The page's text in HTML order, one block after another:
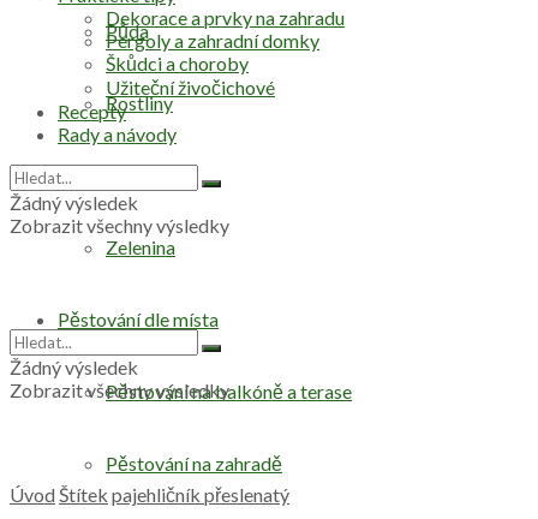
Půda
Rostliny
Zelenina
Pěstování dle místa
Pěstování na balkóně a terase
Pěstování na zahradě
Dekorace a prvky na zahradu
Pergoly a zahradní domky
Škůdci a choroby
Užiteční živočichové
Recepty
Rady a návody
Žádný výsledek
Zobrazit všechny výsledky
Žádný výsledek
Zobrazit všechny výsledky
Úvod Štítek pajehličník přeslenatý